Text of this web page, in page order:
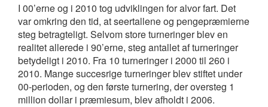
I 00’erne og i 2010 tog udviklingen for alvor fart. Det
var omkring den tid, at seertallene og pengepræmierne
steg betragteligt. Selvom store turneringer blev en
realitet allerede i 90’erne, steg antallet af turneringer
betydeligt i 2010. Fra 10 turneringer i 2000 til 260 i
2010. Mange succesrige turneringer blev stiftet under
00-perioden, og den første turnering, der oversteg 1
million dollar i præmiesum, blev afholdt i 2006.